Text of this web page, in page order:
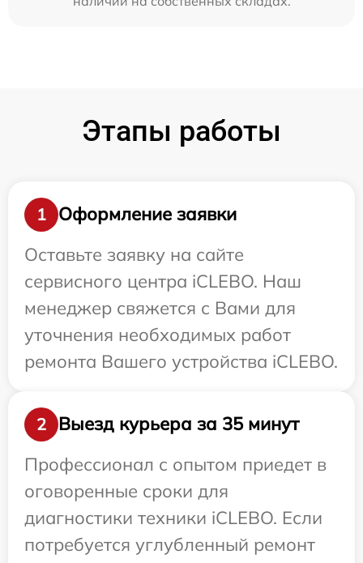
Этапы работы
1
Оформление заявки
Оставьте заявку на сайте
сервисного центра iCLEBO. Наш
менеджер свяжется с Вами для
уточнения необходимых работ
ремонта Вашего устройства iCLEBO.
2
Выезд курьера за 35 минут
Профессионал с опытом приедет в
оговоренные сроки для
диагностики техники iCLEBO. Если
потребуется углубленный ремонт